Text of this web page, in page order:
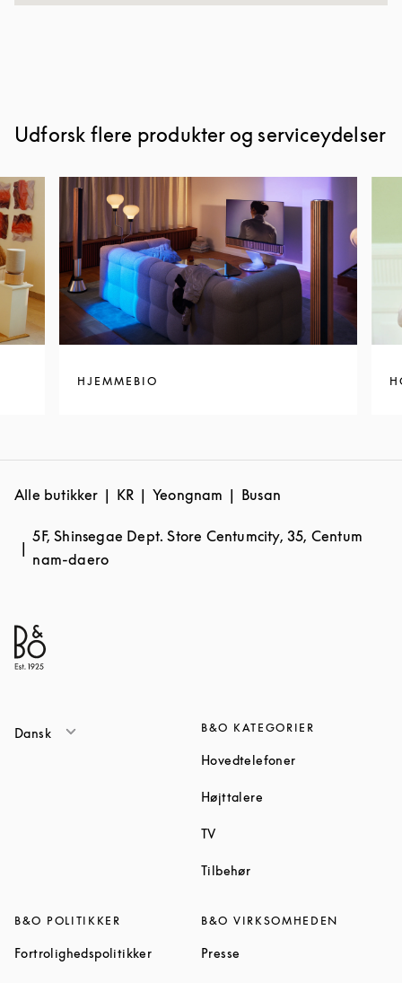
Udforsk flere produkter og serviceydelser
HJEMMEBIO
Alle butikker KR Yeongnam Busan
5F, Shinsegae Dept. Store Centumcity, 35, Centum
nam-daero
Dansk B&O KATEGORIER
HovedtelefonerLink Opens in
Højttalere
TVLink Opens in New Tab
TilbehørLink Opens in New Tab
B&O POLITIKKER
FortrolighedspolitikkerLink Opens in New Tab
B&O VIRKSOMHEDEN
Presse